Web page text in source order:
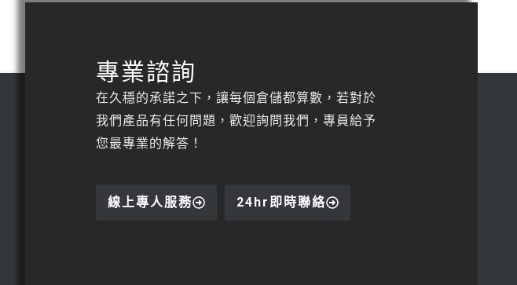
專業諮詢
在久穩的承諾之下，讓每個倉儲都算數，若對於
我們產品有任何問題，歡迎詢問我們，專員給予
您最專業的解答！
線上專人服務 24hr即時聯絡